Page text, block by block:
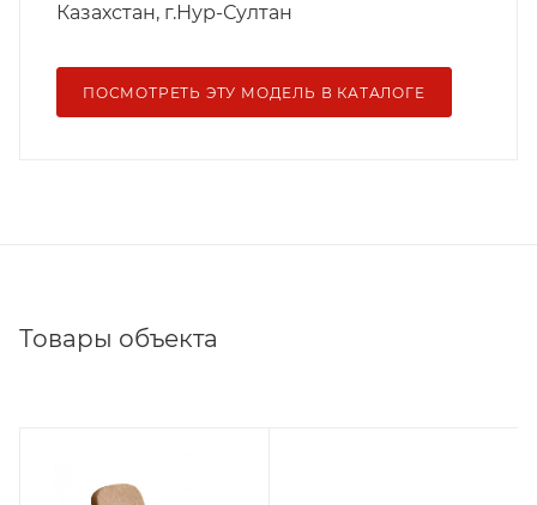
Казахстан, г.Нур-Султан
ПОСМОТРЕТЬ ЭТУ МОДЕЛЬ В КАТАЛОГЕ
Товары объекта